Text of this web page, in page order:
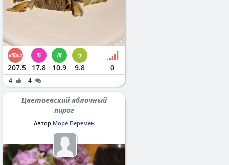
207.5 17.8 10.9 9.8 0
4 4
Цветаевский яблочный
пирог
Автор Море Перемен